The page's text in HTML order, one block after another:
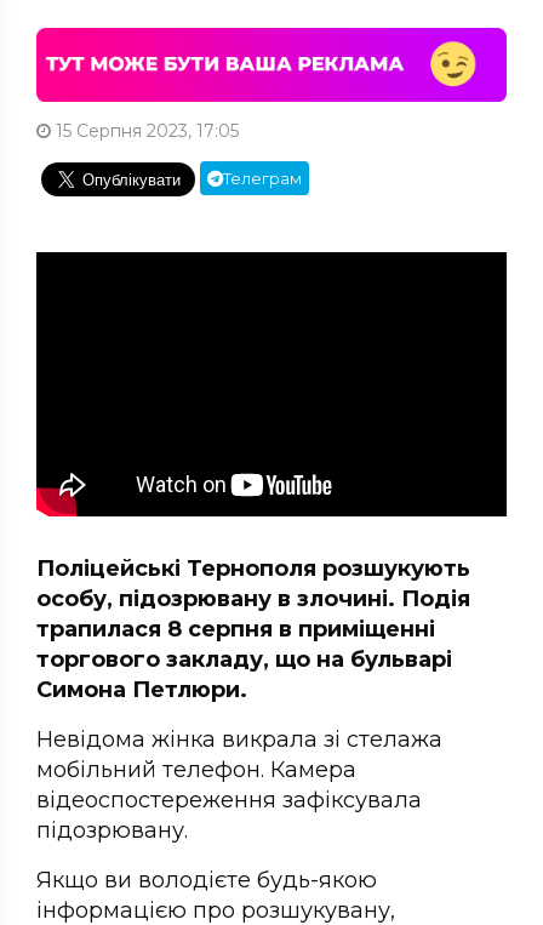
15 Серпня 2023, 17:05
Телеграм
Поліцейські Тернополя розшукують
особу, підозрювану в злочині. Подія
трапилася 8 серпня в приміщенні
торгового закладу, що на бульварі
Симона Петлюри.
Невідома жінка викрала зі стелажа
мобільний телефон. Камера
відеоспостереження зафіксувала
підозрювану.
Якщо ви володієте будь-якою
інформацією про розшукувану,